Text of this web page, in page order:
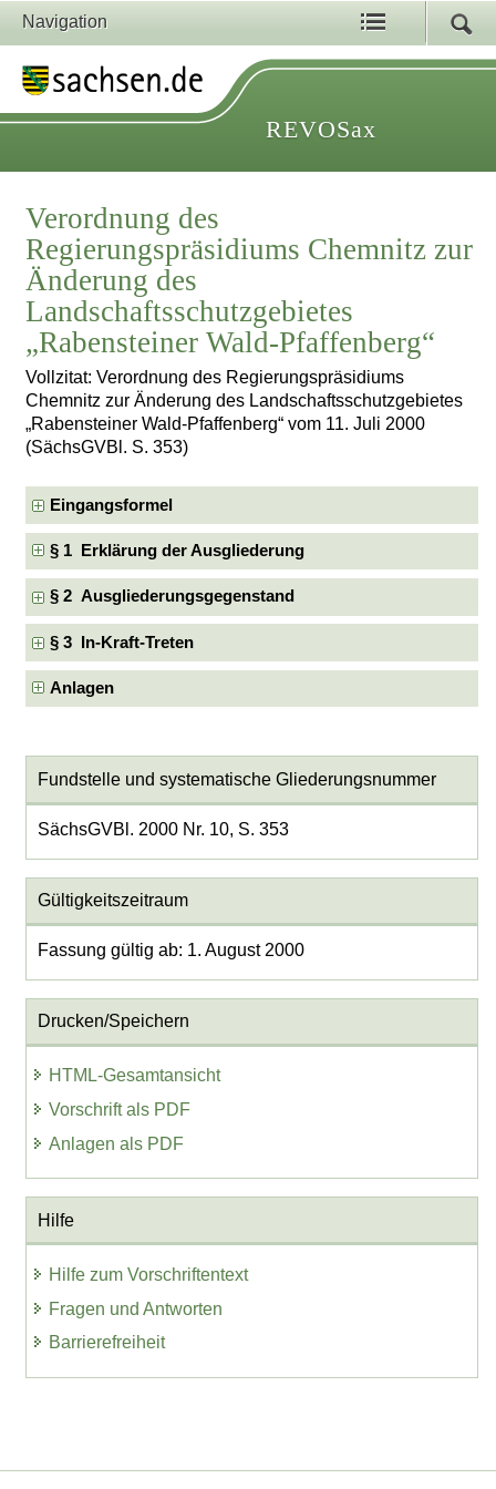
Navigation
REVOSax
Verordnung des
Regierungspräsidiums Chemnitz zur
Änderung des
Landschaftsschutzgebietes
„Rabensteiner Wald-Pfaffenberg“
Vollzitat: Verordnung des Regierungspräsidiums
Chemnitz zur Änderung des Landschaftsschutzgebietes
„Rabensteiner Wald-Pfaffenberg“ vom 11. Juli 2000
(SächsGVBl. S. 353)
Eingangsformel
§ 1 Erklärung der Ausgliederung
§ 2 Ausgliederungsgegenstand
§ 3 In-Kraft-Treten
Anlagen
Fundstelle und systematische Gliederungsnummer
SächsGVBl. 2000 Nr. 10, S. 353
Gültigkeitszeitraum
Fassung gültig ab: 1. August 2000
Drucken/Speichern
HTML-Gesamtansicht
Vorschrift als PDF
Anlagen als PDF
Hilfe
Hilfe zum Vorschriftentext
Fragen und Antworten
Barrierefreiheit